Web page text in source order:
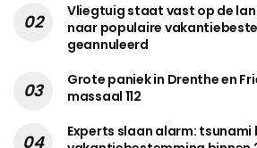
Vliegtuig staat vast op de
naar populaire
geannuleerd
Grote paniek in Drenthe en
massaal 112
Experts slaan alarm: